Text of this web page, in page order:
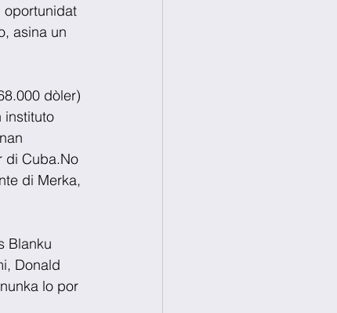
oportunidat
asina un
dòler)
instituto
di Cuba.No
di Merka,
Blanku
Donald
lo por